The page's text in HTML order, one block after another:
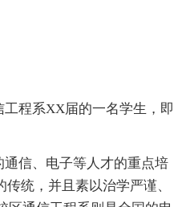
程系XX届的一名学生，即
信、电子等人才的重点培
统，并且素以治学严谨、